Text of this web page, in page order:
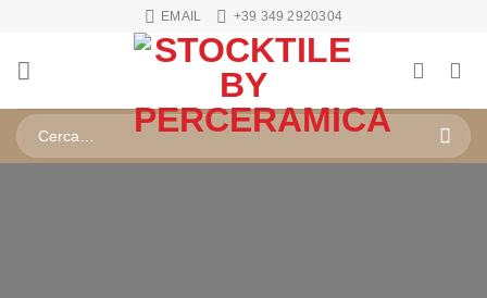
contenuti
EMAIL +39 349 2920304
Cerca: